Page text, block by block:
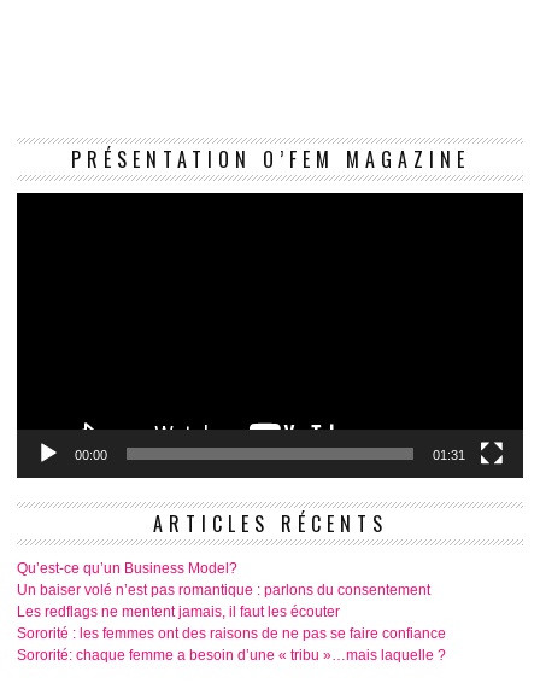
PRÉSENTATION O’FEM MAGAZINE
00:00 01:31
ARTICLES RÉCENTS
Qu’est-ce qu’un Business Model?
Un baiser volé n’est pas romantique : parlons du consentement
Les redflags ne mentent jamais, il faut les écouter
Sororité : les femmes ont des raisons de ne pas se faire confiance
Sororité: chaque femme a besoin d’une « tribu »…mais laquelle ?